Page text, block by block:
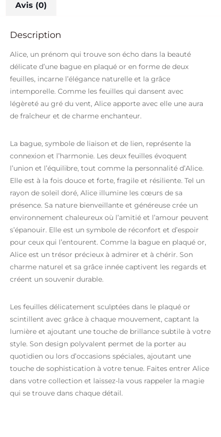
Avis (0)
Description
Alice, un prénom qui trouve son écho dans la beauté
délicate d’une bague en plaqué or en forme de deux
feuilles, incarne l’élégance naturelle et la grâce
intemporelle. Comme les feuilles qui dansent avec
légèreté au gré du vent, Alice apporte avec elle une aura
de fraîcheur et de charme enchanteur.
La bague, symbole de liaison et de lien, représente la
connexion et l’harmonie. Les deux feuilles évoquent
l’union et l’équilibre, tout comme la personnalité d’Alice.
Elle est à la fois douce et forte, fragile et résiliente. Tel un
rayon de soleil doré, Alice illumine les cœurs de sa
présence. Sa nature bienveillante et généreuse crée un
environnement chaleureux où l’amitié et l’amour peuvent
s’épanouir. Elle est un symbole de réconfort et d’espoir
pour ceux qui l’entourent. Comme la bague en plaqué or,
Alice est un trésor précieux à admirer et à chérir. Son
charme naturel et sa grâce innée captivent les regards et
créent un souvenir durable.
Les feuilles délicatement sculptées dans le plaqué or
scintillent avec grâce à chaque mouvement, captant la
lumière et ajoutant une touche de brillance subtile à votre
style. Son design polyvalent permet de la porter au
quotidien ou lors d’occasions spéciales, ajoutant une
touche de sophistication à votre tenue. Faites entrer Alice
dans votre collection et laissez-la vous rappeler la magie
qui se trouve dans chaque détail.